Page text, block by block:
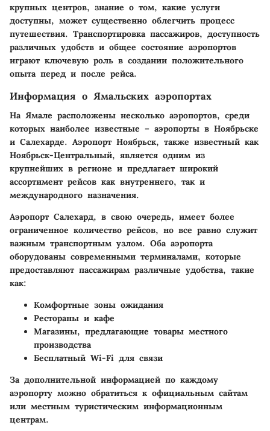
крупных центров, знание о том, какие услуги
доступны, может существенно облегчить процесс
путешествия. Транспортировка пассажиров, доступность
различных удобств и общее состояние аэропортов
играют ключевую роль в создании положительного
опыта перед и после рейса.
Информация о Ямальских аэропортах
На Ямале расположены несколько аэропортов, среди
которых наиболее известные – аэропорты в Ноябрьске
и Салехарде. Аэропорт Ноябрьск, также известный как
Ноябрьск-Центральный, является одним из
крупнейших в регионе и предлагает широкий
ассортимент рейсов как внутреннего, так и
международного назначения.
Аэропорт Салехард, в свою очередь, имеет более
ограниченное количество рейсов, но все равно служит
важным транспортным узлом. Оба аэропорта
оборудованы современными терминалами, которые
предоставляют пассажирам различные удобства, такие
как:
Комфортные зоны ожидания
Рестораны и кафе
Магазины, предлагающие товары местного
производства
Бесплатный Wi-Fi для связи
За дополнительной информацией по каждому
аэропорту можно обратиться к официальным сайтам
или местным туристическим информационным
центрам.